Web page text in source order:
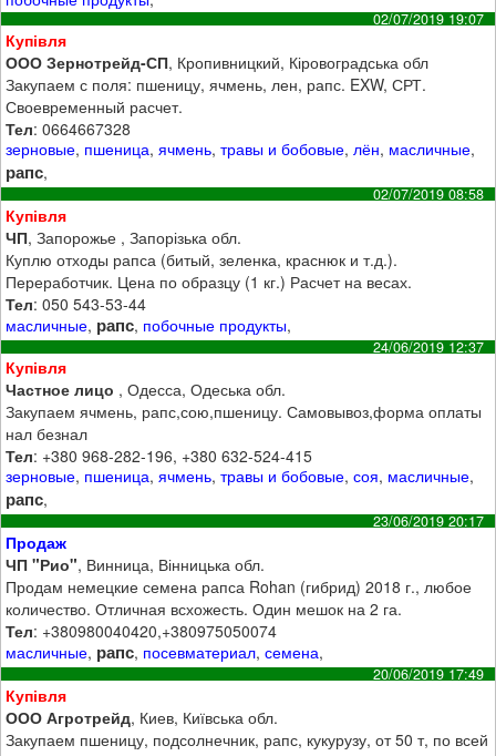
02/07/2019 19:07
Купівля
ООО Зернотрейд-СП, Кропивницкий, Кіровоградська обл
Закупаем с поля: пшеницу, ячмень, лен, рапс. EXW, СРТ.
Своевременный расчет.
Тел: 0664667328
зерновые, пшеница,ячмень,травы и бобовые,лён, масличные,
рапс,
02/07/2019 08:58
Купівля
ЧП, Запорожье , Запорізька обл.
Куплю отходы рапса (битый, зеленка, краснюк и т.д.).
Переработчик. Цена по образцу (1 кг.) Расчет на весах.
Тел: 050 543-53-44
масличные, рапс, побочные продукты,
24/06/2019 12:37
Купівля
Частное лицо , Одесса, Одеська обл.
Закупаем ячмень, рапс,сою,пшеницу. Самовывоз,форма оплаты
нал безнал
Тел: +380 968-282-196, +380 632-524-415
зерновые, пшеница,ячмень,травы и бобовые,соя, масличные,
рапс,
23/06/2019 20:17
Продаж
ЧП "Рио", Винница, Вінницька обл.
Продам немецкие семена рапса Rohan (гибрид) 2018 г., любое
количество. Отличная всхожесть. Один мешок на 2 га.
Тел: +380980040420,+380975050074
масличные, рапс, посевматериал,семена,
20/06/2019 17:49
Купівля
ООО Агротрейд, Киев, Київська обл.
Закупаем пшеницу, подсолнечник, рапс, кукурузу, от 50 т, по всей